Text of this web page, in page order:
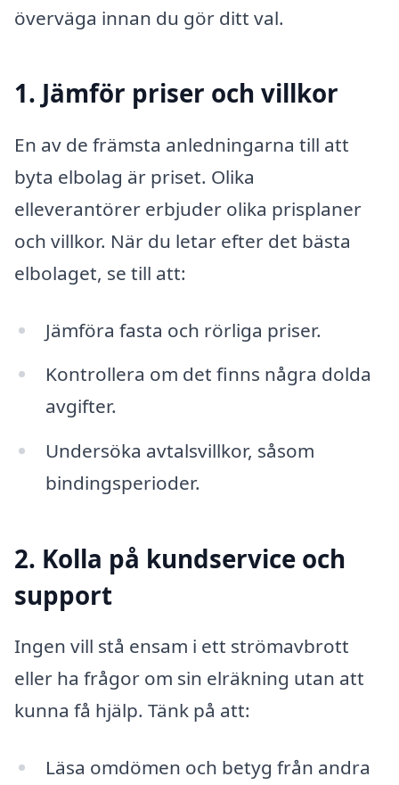
överväga innan du gör ditt val.
1. Jämför priser och villkor
En av de främsta anledningarna till att
byta elbolag är priset. Olika
elleverantörer erbjuder olika prisplaner
och villkor. När du letar efter det bästa
elbolaget, se till att:
Jämföra fasta och rörliga priser.
Kontrollera om det finns några dolda
avgifter.
Undersöka avtalsvillkor, såsom
bindingsperioder.
2. Kolla på kundservice och
support
Ingen vill stå ensam i ett strömavbrott
eller ha frågor om sin elräkning utan att
kunna få hjälp. Tänk på att:
Läsa omdömen och betyg från andra